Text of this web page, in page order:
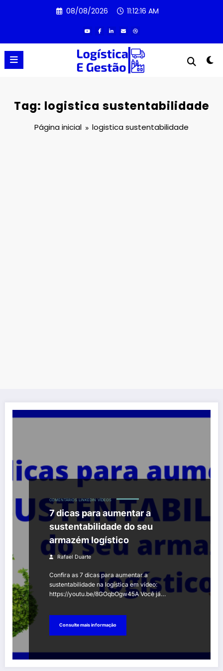
08/08/2026 11:12:16 AM
Tag: logistica sustentabilidade
Página inicial logistica sustentabilidade
COMENTÁRIOS LINKEDIN VÍDEOS
7 dicas para aumentar a
sustentabilidade do seu
armazém logístico
Rafael Duarte
Confira as 7 dicas para aumentar a
sustentabilidade na logística em vídeo:
https://youtu.be/8GOqbOgw45A Você já…
Consulte mais informação